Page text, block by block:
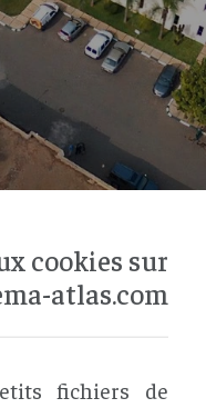
cookies sur
atlas.com
fichiers de